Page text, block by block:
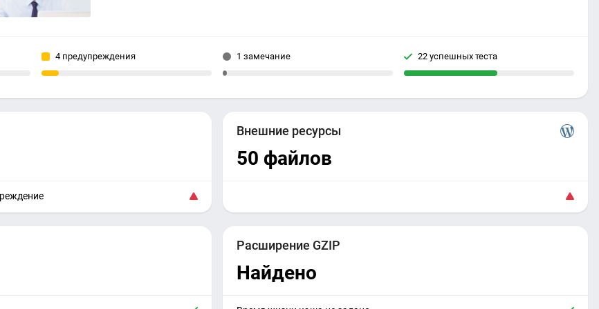
4 предупреждения 1 замечание 22 успешных теста
Внешние ресурсы
50 файлов
Расширение GZIP
Найдено